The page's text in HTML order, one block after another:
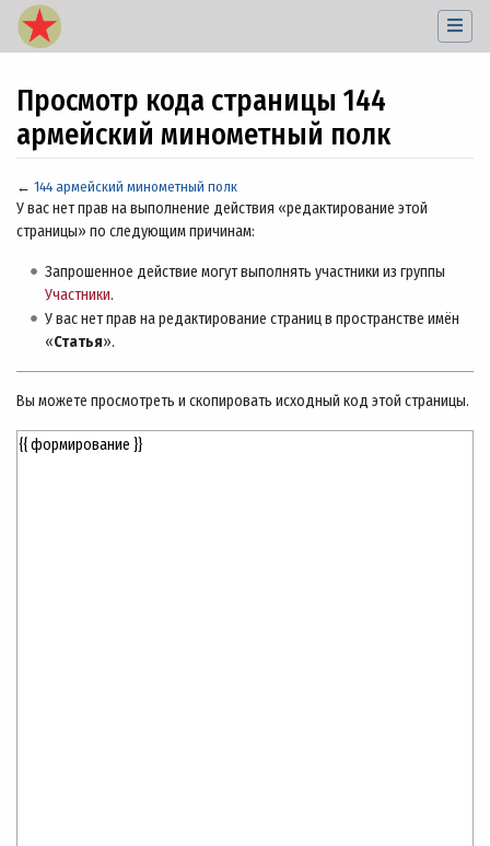
Просмотр кода страницы 144
армейский минометный полк
← 144 армейский минометный полк
Перейти к:навигация,поиск
У вас нет прав на выполнение действия «редактирование этой
страницы» по следующим причинам:
Запрошенное действие могут выполнять участники из группы
Участники.
У вас нет прав на редактирование страниц в пространстве имён
«Статья».
Вы можете просмотреть и скопировать исходный код этой страницы.